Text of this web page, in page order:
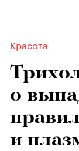
Красота
о
и